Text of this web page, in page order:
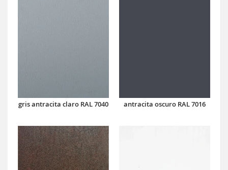
gris antracita claro RAL 7040 antracita oscuro RAL 7016